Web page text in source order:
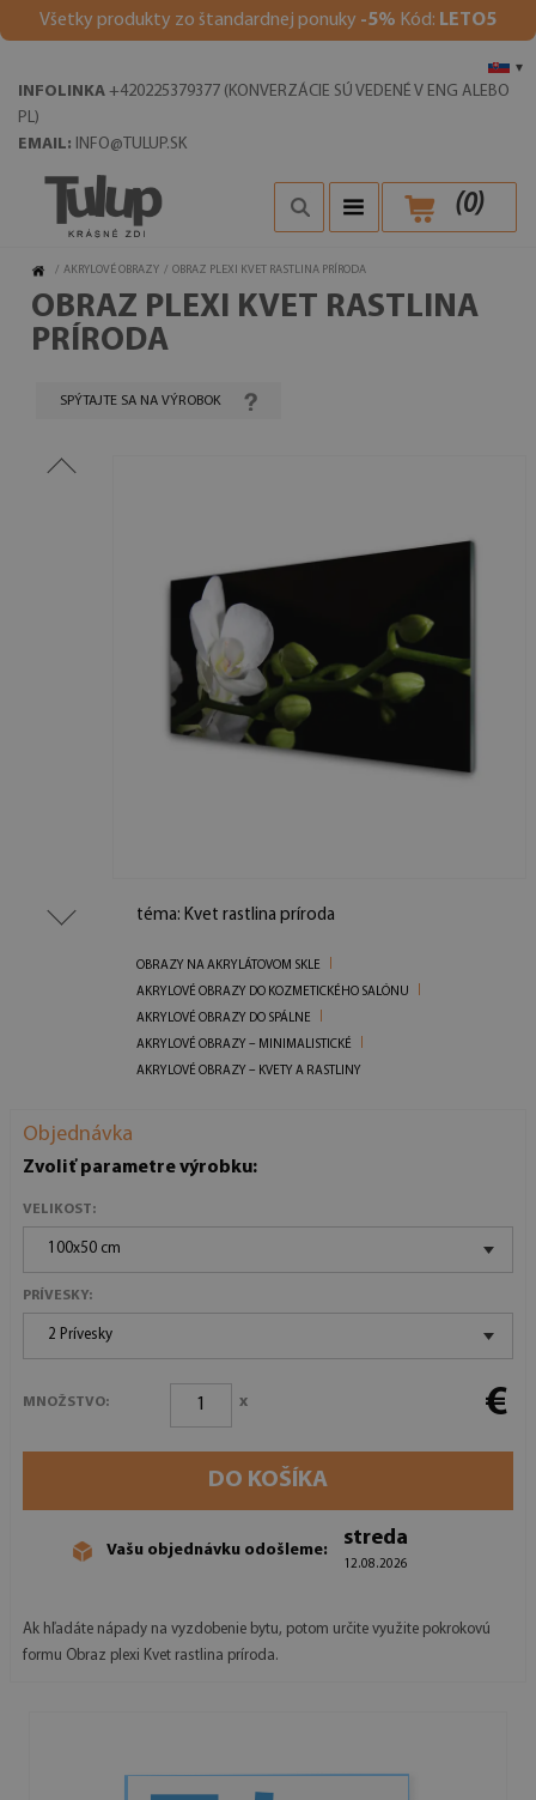
Všetky produkty zo štandardnej ponuky -5% Kód: LETO5
▾
INFOLINKA +420225379377 (KONVERZÁCIE SÚ VEDENÉ V ENG ALEBO
PL)
EMAIL: INFO@TULUP.SK
(0)
/ AKRYLOVÉ OBRAZY / OBRAZ PLEXI KVET RASTLINA PRÍRODA
OBRAZ PLEXI KVET RASTLINA
PRÍRODA
SPÝTAJTE SA NA VÝROBOK
téma: Kvet rastlina príroda
OBRAZY NA AKRYLÁTOVOM SKLE
AKRYLOVÉ OBRAZY DO KOZMETICKÉHO SALÓNU
AKRYLOVÉ OBRAZY DO SPÁLNE
AKRYLOVÉ OBRAZY – MINIMALISTICKÉ
AKRYLOVÉ OBRAZY – KVETY A RASTLINY
Objednávka
Zvoliť parametre výrobku:
VELIKOST:
100x50 cm
PRÍVESKY:
2 Prívesky
MNOŽSTVO: x €
DO KOŠÍKA
Vašu objednávku odošleme:
streda
12.08.2026
Ak hľadáte nápady na vyzdobenie bytu, potom určite využite pokrokovú
formu Obraz plexi Kvet rastlina príroda.